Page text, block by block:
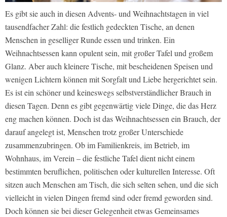
Es gibt sie auch in diesen Advents- und Weihnachtstagen in viel
tausendfacher Zahl: die festlich gedeckten Tische, an denen
Menschen in geselliger Runde essen und trinken. Ein
Weihnachtsessen kann opulent sein, mit großer Tafel und großem
Glanz. Aber auch kleinere Tische, mit bescheidenen Speisen und
wenigen Lichtern können mit Sorgfalt und Liebe hergerichtet sein.
Es ist ein schöner und keineswegs selbstverständlicher Brauch in
diesen Tagen. Denn es gibt gegenwärtig viele Dinge, die das Herz
eng machen können. Doch ist das Weihnachtsessen ein Brauch, der
darauf angelegt ist, Menschen trotz großer Unterschiede
zusammenzubringen. Ob im Familienkreis, im Betrieb, im
Wohnhaus, im Verein – die festliche Tafel dient nicht einem
bestimmten beruflichen, politischen oder kulturellen Interesse. Oft
sitzen auch Menschen am Tisch, die sich selten sehen, und die sich
vielleicht in vielen Dingen fremd sind oder fremd geworden sind.
Doch können sie bei dieser Gelegenheit etwas Gemeinsames